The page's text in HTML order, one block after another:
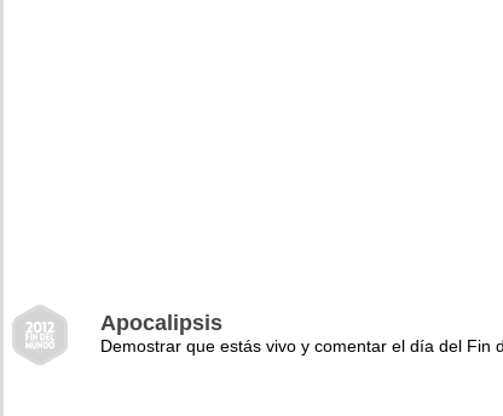
Apocalipsis
Demostrar que estás vivo y comentar el día del Fin